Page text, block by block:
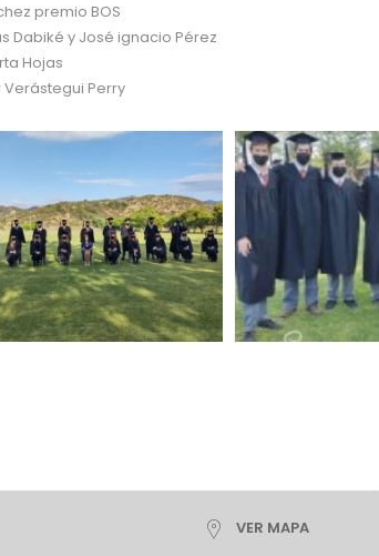
premio BOS
Dabiké y José ignacio Pérez
Hojas
Verástegui Perry
VER MAPA